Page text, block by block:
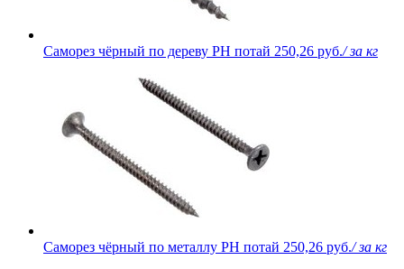
Саморез чёрный по дереву PH потай 250,26 руб./ за кг
Саморез чёрный по металлу PH потай 250,26 руб./ за кг